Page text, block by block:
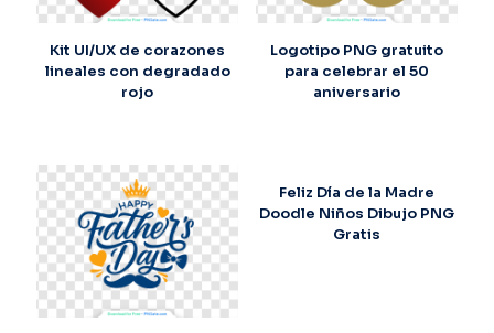
Kit UI/UX de corazones
lineales con degradado
rojo
Logotipo PNG gratuito
para celebrar el 50
aniversario
Feliz Día de la Madre
Doodle Niños Dibujo PNG
Gratis